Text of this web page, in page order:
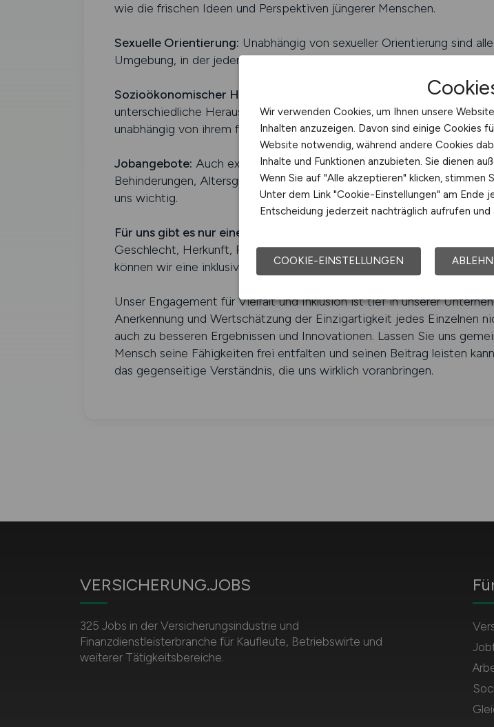
wie die frischen Ideen und Perspektiven jüngerer Menschen.
Sexuelle Orientierung: Unabhängig von sexueller Orientierung sind
Umgebung, in der jeder Mensch seine Identität frei ausleben kann,
Sozioökonomischer Hintergrund:
Wir erkennen an, dass Menschen
unterschiedliche Herausforderungen und Perspektiven mitbringen.
unabhängig von ihrem finanziellen oder sozialen Status.
Jobangebote: Auch externe Jobangebote Dritter richten sich an alle
Behinderungen, Altersgruppen, sexuelle Orientierungen und
uns wichtig.
Für uns gibt es nur eine wahre Bezeichnung: Mensch.
Jeder
Geschlecht, Herkunft, Religion, Behinderung, Alter, sexueller
können wir eine inklusive und respektvolle Gesellschaft schaffen.
Unser Engagement für Vielfalt und Inklusion ist tief in unserer
Anerkennung und Wertschätzung der Einzigartigkeit jedes Einzelnen
auch zu besseren Ergebnissen und Innovationen. Lassen Sie uns
Mensch seine Fähigkeiten frei entfalten und seinen Beitrag leisten
das gegenseitige Verständnis, die uns wirklich voranbringen.
VERSICHERUNG.JOBS
325 Jobs in der Versicherungsindustrie und
Finanzdienstleisterbranche für Kaufleute, Betriebswirte und
weiterer Tätigkeitsbereiche.
Wir verwenden Cookies, um Ihnen unsere
Inhalten anzuzeigen. Davon sind einige Cookies
Website notwendig, während andere Cookies
Inhalte und Funktionen anzubieten. Sie dienen
Wenn Sie auf "Alle akzeptieren" klicken, stimmen
Unter dem Link "Cookie-Einstellungen" am Ende
Entscheidung jederzeit nachträglich aufrufen und
COOKIE-EINSTELLUNGEN